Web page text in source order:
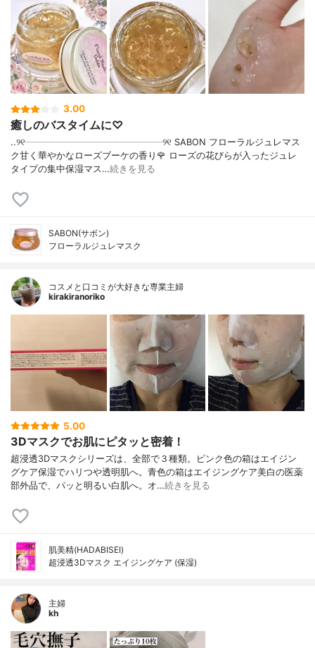
3.00
癒しのバスタイムに♡
..୨୧┈┈┈┈┈┈┈┈┈┈┈┈┈┈┈୨୧ SABON フローラルジュレマス
ク甘く華やかなローズブーケの香り🌹 ローズの花びらが入ったジュレ
タイプの集中保湿マス…続きを見る
SABON(サボン)
フローラルジュレマスク
コスメと口コミが大好きな専業主婦
kirakiranoriko
5.00
3Dマスクでお肌にピタッと密着！
超浸透3Dマスクシリーズは、全部で３種類。ピンク色の箱はエイジン
グケア保湿でハリつや透明肌へ。青色の箱はエイジングケア美白の医薬
部外品で、パッと明るい白肌へ。オ…続きを見る
肌美精(HADABISEI)
超浸透3Dマスク エイジングケア (保湿)
主婦
kh